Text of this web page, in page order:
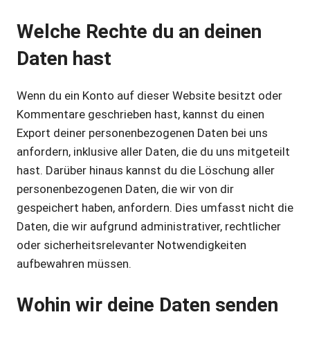
Welche Rechte du an deinen
Daten hast
Wenn du ein Konto auf dieser Website besitzt oder
Kommentare geschrieben hast, kannst du einen
Export deiner personenbezogenen Daten bei uns
anfordern, inklusive aller Daten, die du uns mitgeteilt
hast. Darüber hinaus kannst du die Löschung aller
personenbezogenen Daten, die wir von dir
gespeichert haben, anfordern. Dies umfasst nicht die
Daten, die wir aufgrund administrativer, rechtlicher
oder sicherheitsrelevanter Notwendigkeiten
aufbewahren müssen.
Wohin wir deine Daten senden